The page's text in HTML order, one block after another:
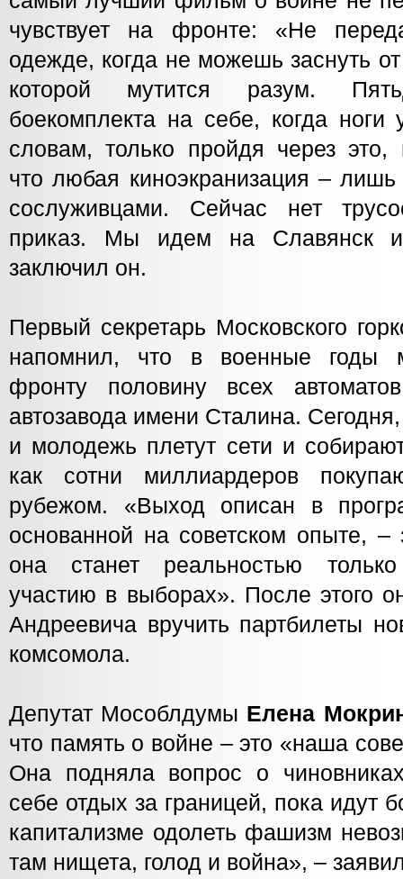
чувствует на фронте: «Не
одежде, когда не можешь заснуть
которой мутится разум.
боекомплекта на себе, когда
словам, только пройдя через это,
что любая киноэкранизация – лишь
сослуживцами. Сейчас нет
приказ. Мы идем на Славянск
заключил он.
Первый секретарь Московского
напомнил, что в военные годы
фронту половину всех
автозавода имени Сталина.
и молодежь плетут сети и
как сотни миллиардеров
рубежом. «Выход описан в
основанной на советском опыте,
она станет реальностью
участию в выборах». После этого
Андреевича вручить партбилеты
комсомола.
Депутат Мособлдумы Елена
что память о войне – это «наша
Она подняла вопрос о
себе отдых за границей, пока идут
капитализме одолеть фашизм
там нищета, голод и война», –